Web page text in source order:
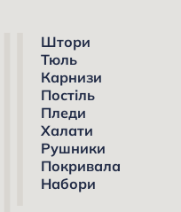
Штори
Тюль
Карнизи
Постіль
Пледи
Халати
Рушники
Покривала
Набори